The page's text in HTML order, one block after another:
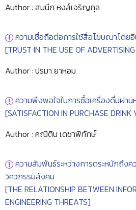
Author : สมนึก หงส์เจริญกุล
ความเชื่อถือต่อการใช้สื่อโฆษณาโดย
[TRUST IN THE USE OF
Author : ปรมา ยาหอม
ความพึงพอใจในการซื้อเครื่องดื่มผ่า
[SATISFACTION IN PURCHASE
Author : คณิติน เดชาพิทักษ์
ความสัมพันธ์ระหว่างการตระหนักถึงค
วิศวกรรมสังคม
[THE RELATIONSHIP BETWEEN
ENGINEERING THREATS]